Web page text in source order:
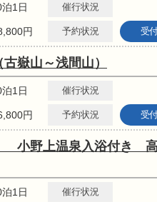
泊1日 催行状況
円 予約状況 受
嶽山～浅間山）
泊1日 催行状況
円 予約状況 受
小野上温泉入浴付き
泊1日 催行状況